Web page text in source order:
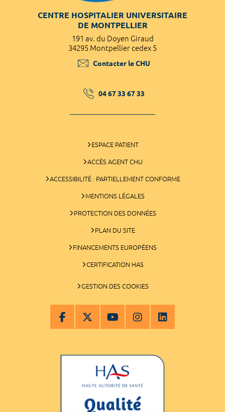
CENTRE HOSPITALIER UNIVERSITAIRE
DE MONTPELLIER
191 av. du Doyen Giraud
34295 Montpellier cedex 5
Contacter le CHU
04 67 33 67 33
ESPACE PATIENT
ACCÈS AGENT CHU
ACCESSIBILITÉ : PARTIELLEMENT CONFORME
MENTIONS LÉGALES
PROTECTION DES DONNÉES
PLAN DU SITE
FINANCEMENTS EUROPÉENS
CERTIFICATION HAS
GESTION DES COOKIES